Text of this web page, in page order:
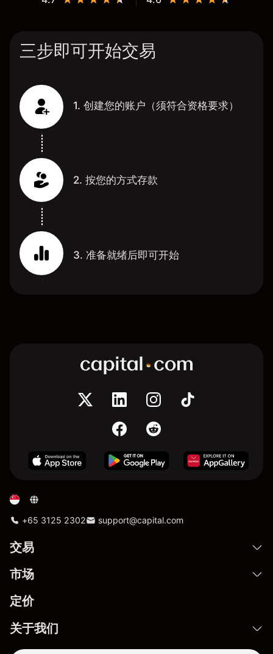
三步即可开始交易
1. 创建您的账户（须符合资格要求）
2. 按您的方式存款
3. 准备就绪后即可开始
+65 3125 2302 support@capital.com
交易
市场
定价
关于我们